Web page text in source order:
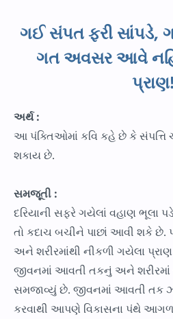
ગઈ સંપત ફરી સાંપડે,
ગત અવસર આવે
પ્રાણ!
અર્થ :
આ પંક્તિઓમાં કવિ કહે છે કે સંપત્તિ
શકાય છે.
સમજૂતી :
દરિયાની સફરે ગયેલાં વહાણ ભૂલા
તો કદાચ બચીને પાછાં આવી શકે
અને શરીરમાંથી નીકળી ગયેલા
જીવનમાં આવતી તકનું અને શરીરમાં
સમજાવ્યું છે. જીવનમાં આવતી તક
કરવાથી આપણે વિકાસના પંથે